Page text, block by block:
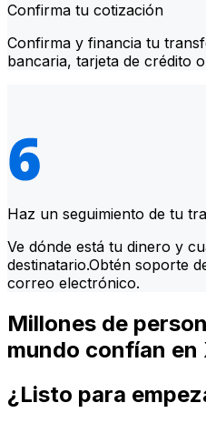
Confirma tu cotización
Confirma y financia tu
bancaria, tarjeta de crédito
Haz un seguimiento de tu
Ve dónde está tu dinero y
destinatario.Obtén soporte
correo electrónico.
Millones de
mundo confían en
¿Listo para